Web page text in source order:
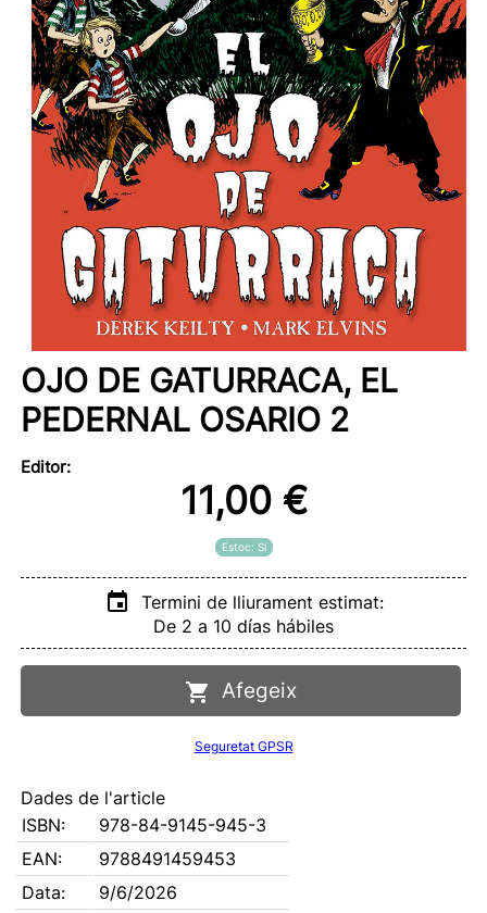
OJO DE GATURRACA, EL
PEDERNAL OSARIO 2
Editor:
11,00 €
Estoc: Sí
Termini de lliurament estimat:
De 2 a 10 días hábiles
Afegeix
Seguretat GPSR
Dades de l'article
ISBN:
978-84-9145-945-3
EAN:
9788491459453
Data:
9/6/2026